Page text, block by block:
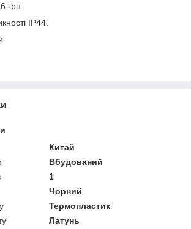
грн
IP44.
Китай
Вбудований
1
Чорний
Термопластик
Латунь